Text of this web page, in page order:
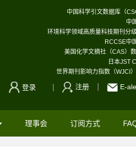
中国科学引文数据库（
中
环境科学领域高质量科技期刊分
RCCSE中
美国化学文摘社（CAS）
日本JST
世界期刊影响力指数（WJCI
登录 注册 E-
理事会 订阅方式